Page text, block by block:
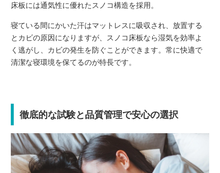
床板には通気性に優れたスノコ構造を採用。
寝ている間にかいた汗はマットレスに吸収され、放置する
とカビの原因になりますが、スノコ床板なら湿気を効率よ
く逃がし、カビの発生を防ぐことができます。常に快適で
清潔な寝環境を保てるのが特長です。
徹底的な試験と品質管理で安心の選択